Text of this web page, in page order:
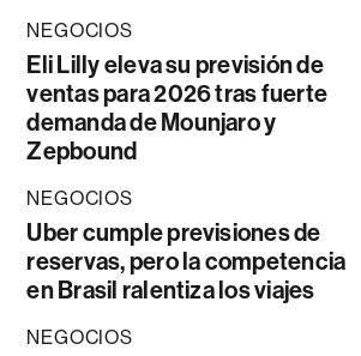
NEGOCIOS
Eli Lilly eleva su previsión de
ventas para 2026 tras fuerte
demanda de Mounjaro y
Zepbound
NEGOCIOS
Uber cumple previsiones de
reservas, pero la competencia
en Brasil ralentiza los viajes
NEGOCIOS